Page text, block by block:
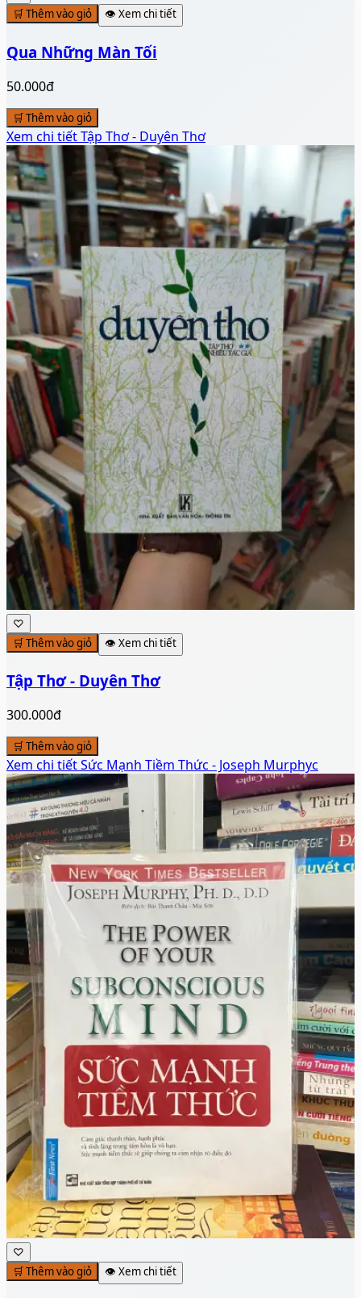
🛒 Thêm vào giỏ
👁️ Xem chi tiết
Qua Những Màn Tối
50.000đ
🛒 Thêm vào giỏ
Xem chi tiếtTập Thơ - Duyên Thơ
♡
🛒 Thêm vào giỏ
👁️ Xem chi tiết
Tập Thơ - Duyên Thơ
300.000đ
🛒 Thêm vào giỏ
Xem chi tiếtSức Mạnh Tiềm Thức - Joseph Murphyc
♡
🛒 Thêm vào giỏ
👁️ Xem chi tiết